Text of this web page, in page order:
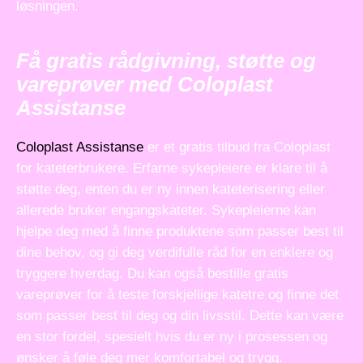
løsningen.
Få gratis rådgivning, støtte og
vareprøver med Coloplast
Assistanse
Coloplast Assistanse er et gratis tilbud fra Coloplast
for kateterbrukere. Erfarne sykepleiere er klare til å
støtte deg, enten du er ny innen kateterisering eller
allerede bruker engangskateter. Sykepleierne kan
hjelpe deg med å finne produktene som passer best til
dine behov, og gi deg verdifulle råd for en enklere og
tryggere hverdag. Du kan også bestille gratis
vareprøver for å teste forskjellige katetre og finne det
som passer best til deg og din livsstil. Dette kan være
en stor fordel, spesielt hvis du er ny i prosessen og
ønsker å føle deg mer komfortabel og trygg.